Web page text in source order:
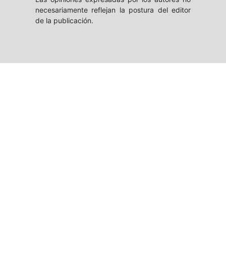
necesariamente reflejan la postura del editor
de la publicación.